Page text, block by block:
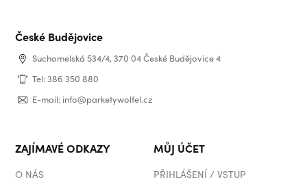
České Budějovice
Suchomelská 534/4, 370 04 České Budějovice 4
Tel: 386 350 880
E-mail: info@parketywolfel.cz
ZAJÍMAVÉ ODKAZY
O NÁS
MŮJ ÚČET
PŘIHLÁŠENÍ / VSTUP